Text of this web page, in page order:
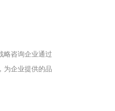
略咨询企业通过
为企业提供的品